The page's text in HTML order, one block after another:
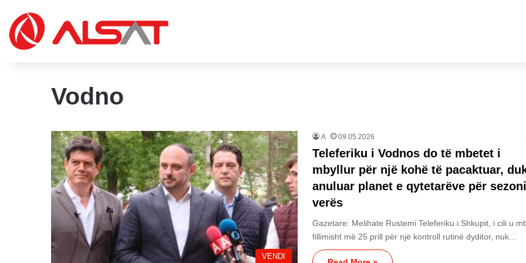
Vodno
VENDI
A 09.05.2026
Teleferiku i Vodnos do të mbetet i
mbyllur për një kohë të pacaktuar,
anuluar planet e qytetarëve për
verës
Gazetare: Melihate Rustemi Teleferiku i Shkupit, i cili u
fillimisht më 25 prill për një kontroll rutinë dyditor, nuk…